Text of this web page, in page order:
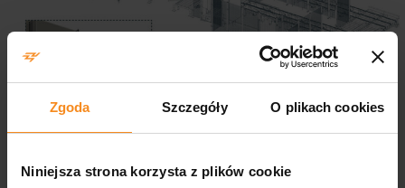
Zgoda Szczegóły O plikach cookies
Niniejsza strona korzysta z plików cookie